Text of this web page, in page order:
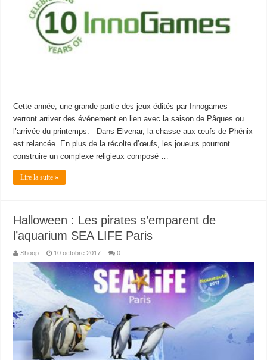
Cette année, une grande partie des jeux édités par Innogames
verront arriver des événement en lien avec la saison de Pâques ou
l’arrivée du printemps. Dans Elvenar, la chasse aux œufs de Phénix
est relancée. En plus de la récolte d’œufs, les joueurs pourront
construire un complexe religieux composé …
Lire la suite »
Halloween : Les pirates s’emparent de
l’aquarium SEA LIFE Paris
Shoop 10 octobre 2017 0